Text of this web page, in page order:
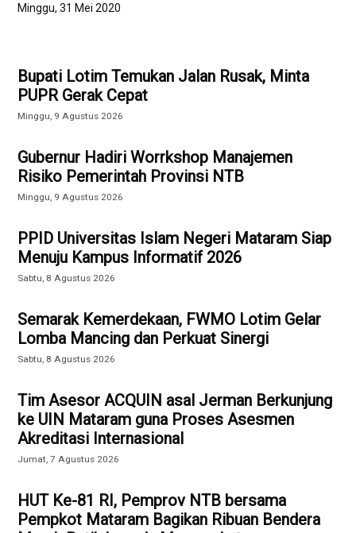
Minggu, 31 Mei 2020
Bupati Lotim Temukan Jalan Rusak, Minta
PUPR Gerak Cepat
Minggu, 9 Agustus 2026
Gubernur Hadiri Worrkshop Manajemen
Risiko Pemerintah Provinsi NTB
Minggu, 9 Agustus 2026
PPID Universitas Islam Negeri Mataram Siap
Menuju Kampus Informatif 2026
Sabtu, 8 Agustus 2026
Semarak Kemerdekaan, FWMO Lotim Gelar
Lomba Mancing dan Perkuat Sinergi
Sabtu, 8 Agustus 2026
Tim Asesor ACQUIN asal Jerman Berkunjung
ke UIN Mataram guna Proses Asesmen
Akreditasi Internasional
Jumat, 7 Agustus 2026
HUT Ke-81 RI, Pemprov NTB bersama
Pempkot Mataram Bagikan Ribuan Bendera